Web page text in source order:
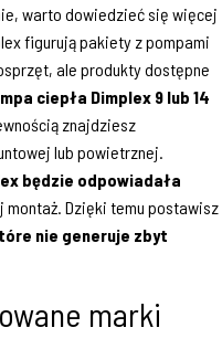
warto dowiedzieć się więcej
figurują pakiety z pompami
ale produkty dostępne
ciepła Dimplex 9 lub 14
znajdziesz
lub powietrznej.
będzie odpowiadała
montaż. Dzięki temu postawisz
nie generuje zbyt
marki